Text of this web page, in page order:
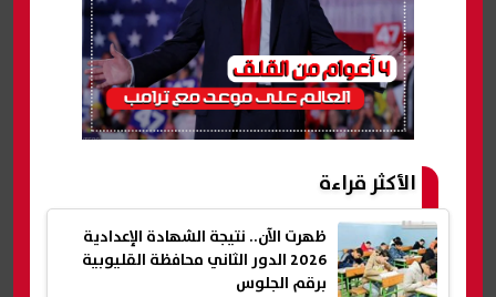
الأكثر قراءة
ظهرت الآن.. نتيجة الشهادة الإعدادية
2026 الدور الثاني محافظة القليوبية
برقم الجلوس